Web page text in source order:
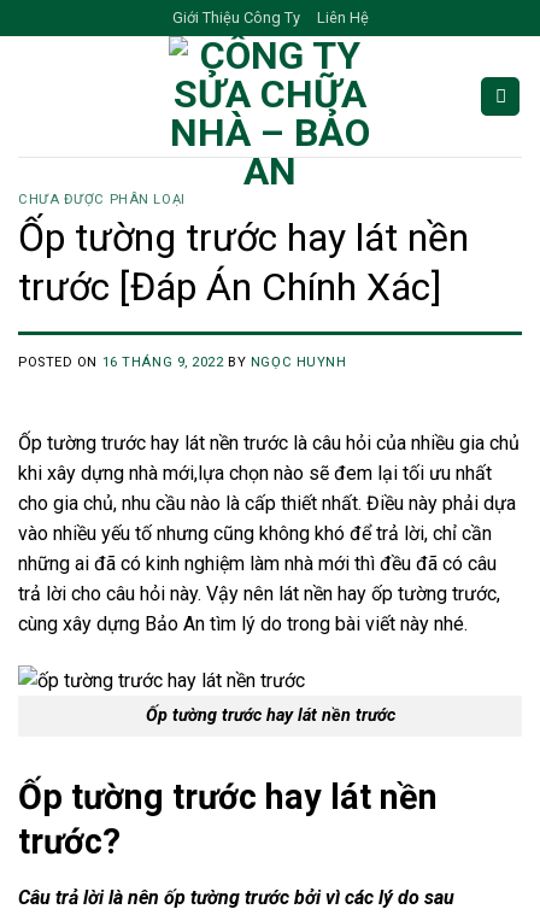
to
Giới Thiệu Công Ty Liên Hệ
CHƯA ĐƯỢC PHÂN LOẠI
Ốp tường trước hay lát nền
trước [Đáp Án Chính Xác]
POSTED ON 16 THÁNG 9, 2022 BY NGỌC HUYNH
Ốp tường trước hay lát nền trước là câu hỏi của nhiều gia chủ
khi xây dựng nhà mới,lựa chọn nào sẽ đem lại tối ưu nhất
cho gia chủ, nhu cầu nào là cấp thiết nhất. Điều này phải dựa
vào nhiều yếu tố nhưng cũng không khó để trả lời, chỉ cần
những ai đã có kinh nghiệm làm nhà mới thì đều đã có câu
trả lời cho câu hỏi này. Vậy nên lát nền hay ốp tường trước,
cùng xây dựng Bảo An tìm lý do trong bài viết này nhé.
Ốp tường trước hay lát nền trước
Ốp tường trước hay lát nền
trước?
Câu trả lời là nên ốp tường trước bởi vì các lý do sau